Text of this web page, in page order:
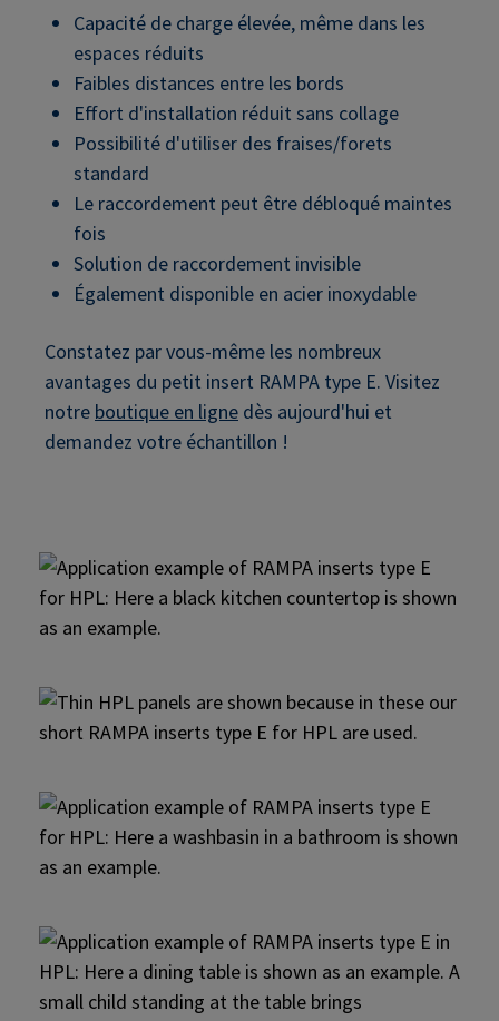
Capacité de charge élevée, même dans les
espaces réduits
Faibles distances entre les bords
Effort d'installation réduit sans collage
Possibilité d'utiliser des fraises/forets
standard
Le raccordement peut être débloqué maintes
fois
Solution de raccordement invisible
Également disponible en acier inoxydable
Constatez par vous-même les nombreux
avantages du petit insert RAMPA type E. Visitez
notre boutique en ligne dès aujourd'hui et
demandez votre échantillon !